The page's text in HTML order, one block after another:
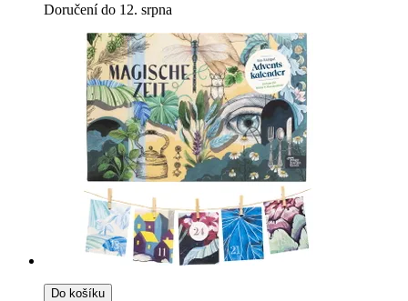
Doručení do 12. srpna
Do košíku